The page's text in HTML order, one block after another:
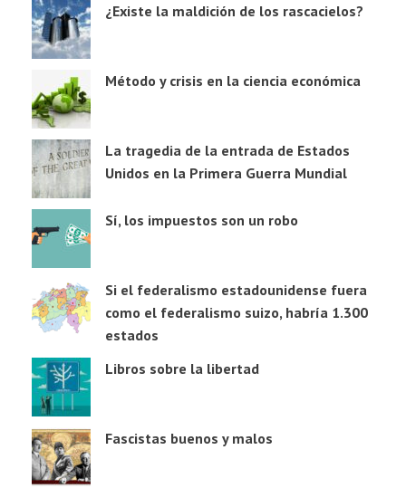
¿Existe la maldición de los rascacielos?
Método y crisis en la ciencia económica
La tragedia de la entrada de Estados
Unidos en la Primera Guerra Mundial
Sí, los impuestos son un robo
Si el federalismo estadounidense fuera
como el federalismo suizo, habría 1.300
estados
Libros sobre la libertad
Fascistas buenos y malos